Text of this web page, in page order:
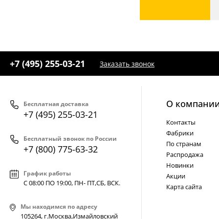
+7 (495) 255-03-21 Заказать звонок
Бесплатная доставка
+7 (495) 255-03-21
Бесплатный звонок по России
+7 (800) 775-63-32
График работы
С 08:00 ПО 19:00, ПН- ПТ,СБ, ВСК.
Мы находимся по адресу
105264, г.Москва,Измайловский
О
Контакты
Фабрики
По странам
Распродажа
Новинки
Акции
Карта сайта